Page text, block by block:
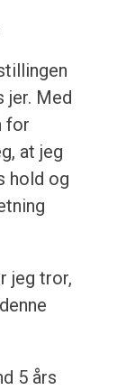
jer. Med
for
at jeg
hold og
jeg tror,
5 års